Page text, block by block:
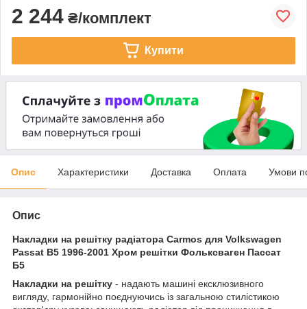
2 244 ₴/комплект
Купити
Опис Характеристики Доставка Оплата Умови
Опис
Накладки на решітку радіатора Carmos для Volkswagen
Passat B5 1996-2001 Хром решітки Фольксваген Пассат
Б5
Накладки на решітку - надають машині ексклюзивного
вигляду, гармонійно поєднуючись із загальною стилістикою